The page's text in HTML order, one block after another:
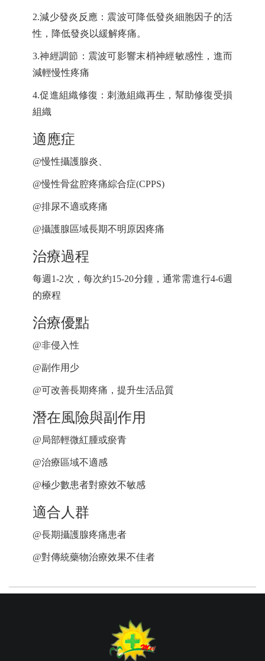
2.減少發炎反應：震波可降低發炎細胞因子的活
性，降低發炎以緩解疼痛。
3.神經調節：震波可影響末梢神經敏感性，進而
減輕慢性疼痛
4.促進組織修復：刺激組織再生，幫助修復受損
組織
適應症
@慢性攝護腺炎、
@慢性骨盆腔疼痛綜合症(CPPS)
@排尿不適或疼痛
@攝護腺區域長期不明原因疼痛
治療過程
每週 1-2次，每次約15-20分鐘，通常需進行4-6週
的療程
治療優點
@非侵入性
@副作用少
@可改善長期疼痛，提升生活品質
潛在風險與副作用
@局部輕微紅腫或瘀青
@治療區域不適感
@極少數患者對療效不敏感
適合人群
@長期攝護腺疼痛患者
@對傳統藥物治療效果不佳者